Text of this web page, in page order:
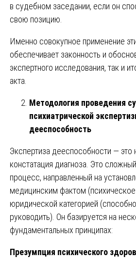
в судебном заседании, если он
свою позицию.
Именно совокупное применение
обеспечивает законность и
экспертного исследования, так и
акта.
Методология проведения
психиатрической
дееспособность
Экспертиза дееспособности — это
констатация диагноза. Это
процесс, направленный на
медицинским фактом
юридической категорией
руководить). Он базируется на
фундаментальных принципах:
Презумпция психического